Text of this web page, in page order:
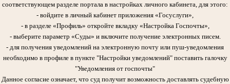
соответствующем разделе портала в настройках личного кабинета, для этого:
- войдите в личный кабинет приложения «Госуслуги»,
- в разделе «Профиль» откройте вкладку «Настройка Госпочты»,
- выберите параметр «Суды» и включите получение электронных писем.
- для получения уведомлений на электронную почту или пуш-уведомления
необходимо в профиле в пункте "Настройки уведомлений" поставить галочку
"Уведомления от госпочты"
Данное согласие означает, что суд получит возможность доставлять судебную